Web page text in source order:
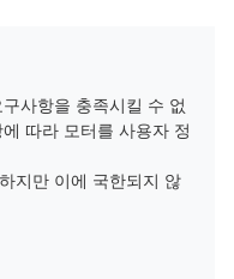
사항을 충족시킬 수 없
따라 모터를 사용자 정
지만 이에 국한되지 않